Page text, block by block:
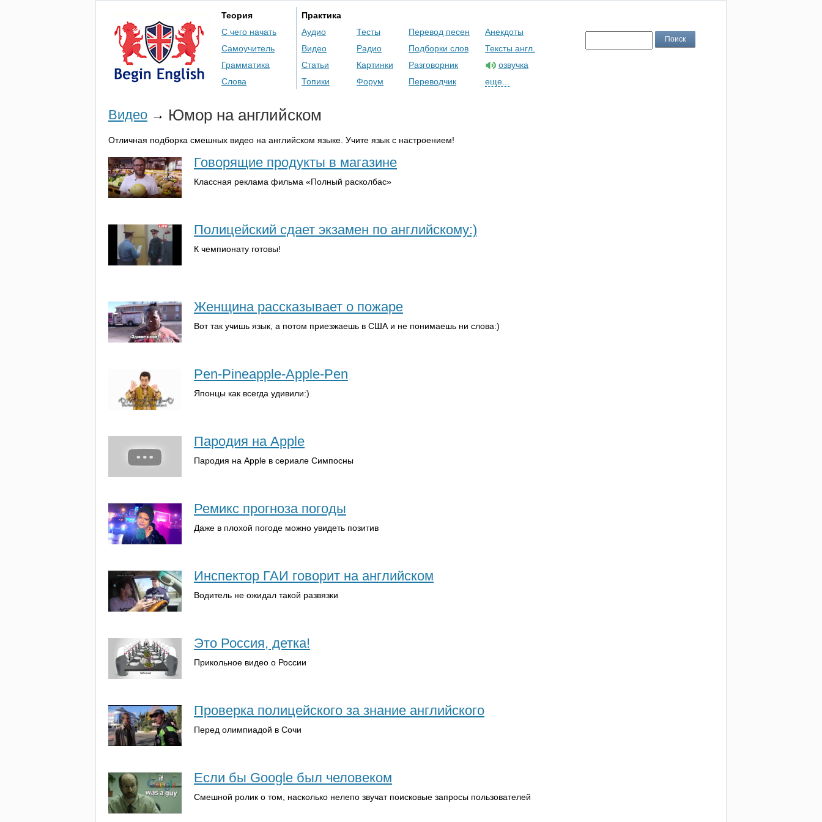
Теория
С чего начать
Самоучитель
Грамматика
Слова
Практика
Аудио
Видео
Статьи
Топики
Тесты
Радио
Картинки
Форум
Перевод песен
Подборки слов
Разговорник
Переводчик
Анекдоты
Тексты англ.
озвучка
еще...
Видео → Юмор на английском
Отличная подборка смешных видео на английском языке. Учите язык с настроением!
Говорящие продукты в магазине
Классная реклама фильма «Полный расколбас»
Полицейский сдает экзамен по английскому:)
К чемпионату готовы!
Женщина рассказывает о пожаре
Вот так учишь язык, а потом приезжаешь в США и не понимаешь ни слова:)
Pen-Pineapple-Apple-Pen
Японцы как всегда удивили:)
Пародия на Apple
Пародия на Apple в сериале Симпосны
Ремикс прогноза погоды
Даже в плохой погоде можно увидеть позитив
Инспектор ГАИ говорит на английском
Водитель не ожидал такой развязки
Это Россия, детка!
Прикольное видео о России
Проверка полицейского за знание английского
Перед олимпиадой в Сочи
Если бы Google был человеком
Смешной ролик о том, насколько нелепо звучат поисковые запросы пользователей